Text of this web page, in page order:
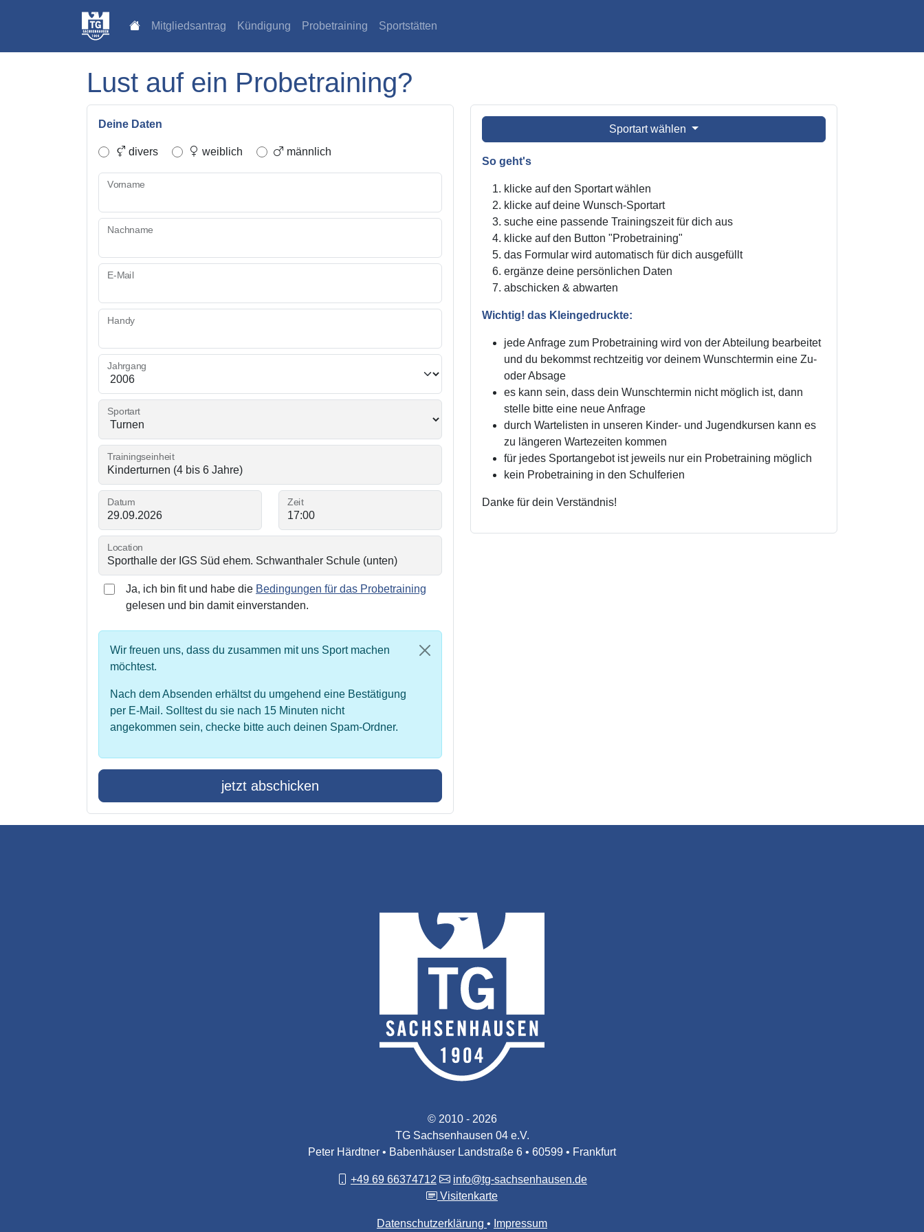
Mitgliedsantrag Kündigung Probetraining Sportstätten
Lust auf ein Probetraining?
Deine Daten
divers weiblich männlich
Vorname
Nachname
E-Mail
Handy
Jahrgang
Sportart
Trainingseinheit
Datum Zeit
Location
Ja, ich bin fit und habe die Bedingungen für das Probetraining
gelesen und bin damit einverstanden.
Wir freuen uns, dass du zusammen mit uns Sport machen
möchtest.
Nach dem Absenden erhältst du umgehend eine Bestätigung
per E-Mail. Solltest du sie nach 15 Minuten nicht
angekommen sein, checke bitte auch deinen Spam-Ordner.
jetzt abschicken
Sportart wählen
So geht's
klicke auf den Sportart wählen
klicke auf deine Wunsch-Sportart
suche eine passende Trainingszeit für dich aus
klicke auf den Button "Probetraining"
das Formular wird automatisch für dich ausgefüllt
ergänze deine persönlichen Daten
abschicken & abwarten
Wichtig! das Kleingedruckte:
jede Anfrage zum Probetraining wird von der Abteilung bearbeitet
und du bekommst rechtzeitig vor deinem Wunschtermin eine Zu-
oder Absage
es kann sein, dass dein Wunschtermin nicht möglich ist, dann
stelle bitte eine neue Anfrage
durch Wartelisten in unseren Kinder- und Jugendkursen kann es
zu längeren Wartezeiten kommen
für jedes Sportangebot ist jeweils nur ein Probetraining möglich
kein Probetraining in den Schulferien
Danke für dein Verständnis!
© 2010 - 2026
TG Sachsenhausen 04 e.V.
Peter Härdtner • Babenhäuser Landstraße 6 • 60599 • Frankfurt
+49 69 66374712
info@tg-sachsenhausen.de
Visitenkarte
Datenschutzerklärung Impressum